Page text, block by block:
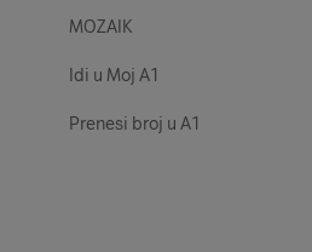
MOZAIK
Idi u Moj A1
Prenesi broj u A1